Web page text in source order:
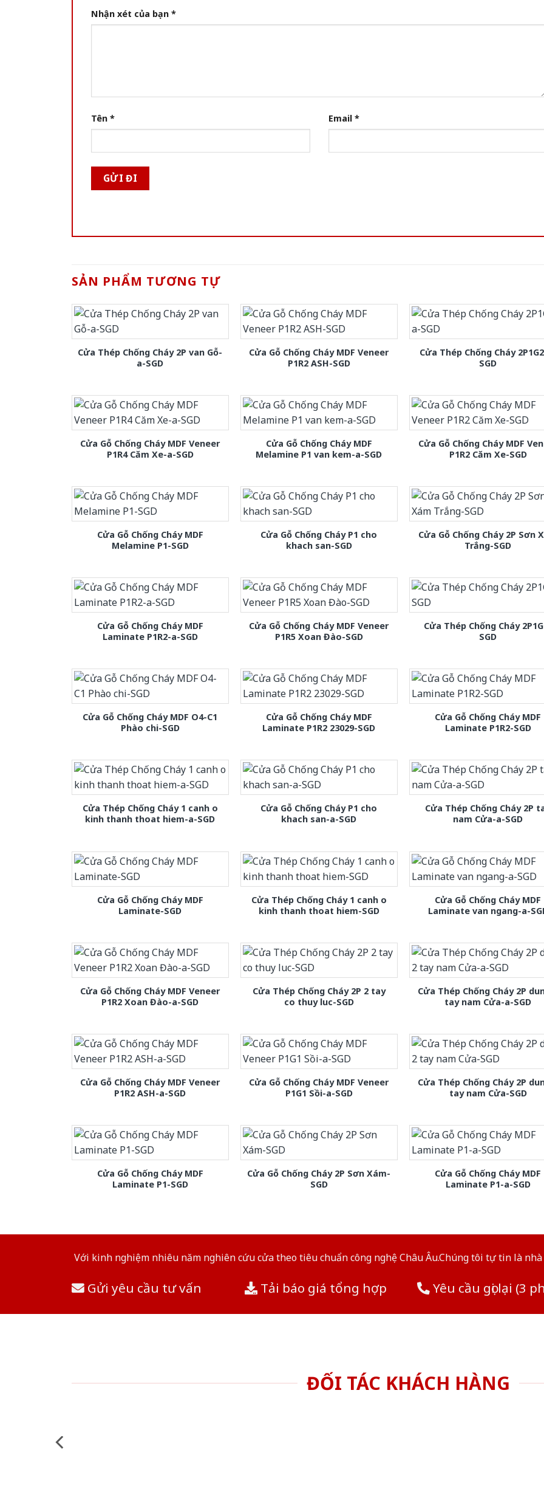
Nhận xét của bạn *
Tên * Email *
SẢN PHẨM TƯƠNG TỰ
Cửa Thép Chống Cháy 2P van Gỗ-
a-SGD
Cửa Gỗ Chống Cháy MDF Veneer
P1R2 ASH-SGD
Cửa Thép Chống Cháy
SGD
Cửa Gỗ Chống Cháy MDF Veneer
P1R4 Căm Xe-a-SGD
Cửa Gỗ Chống Cháy MDF
Melamine P1 van kem-a-SGD
Cửa Gỗ Chống Cháy MDF
P1R2 Căm Xe-SGD
Cửa Gỗ Chống Cháy MDF
Melamine P1-SGD
Cửa Gỗ Chống Cháy P1 cho
khach san-SGD
Cửa Gỗ Chống Cháy 2P Sơn
Trắng-SGD
Cửa Gỗ Chống Cháy MDF
Laminate P1R2-a-SGD
Cửa Gỗ Chống Cháy MDF Veneer
P1R5 Xoan Đào-SGD
Cửa Thép Chống Cháy
SGD
Cửa Gỗ Chống Cháy MDF O4-C1
Phào chi-SGD
Cửa Gỗ Chống Cháy MDF
Laminate P1R2 23029-SGD
Cửa Gỗ Chống Cháy MDF
Laminate P1R2-SGD
Cửa Thép Chống Cháy 1 canh o
kinh thanh thoat hiem-a-SGD
Cửa Gỗ Chống Cháy P1 cho
khach san-a-SGD
Cửa Thép Chống Cháy 2P
nam Cửa-a-SGD
Cửa Gỗ Chống Cháy MDF
Laminate-SGD
Cửa Thép Chống Cháy 1 canh o
kinh thanh thoat hiem-SGD
Cửa Gỗ Chống Cháy MDF
Laminate van ngang-a-
Cửa Gỗ Chống Cháy MDF Veneer
P1R2 Xoan Đào-a-SGD
Cửa Thép Chống Cháy 2P 2 tay
co thuy luc-SGD
Cửa Thép Chống Cháy 2P
tay nam Cửa-a-SGD
Cửa Gỗ Chống Cháy MDF Veneer
P1R2 ASH-a-SGD
Cửa Gỗ Chống Cháy MDF Veneer
P1G1 Sồi-a-SGD
Cửa Thép Chống Cháy 2P
tay nam Cửa-SGD
Cửa Gỗ Chống Cháy MDF
Laminate P1-SGD
Cửa Gỗ Chống Cháy 2P Sơn Xám-
SGD
Cửa Gỗ Chống Cháy MDF
Laminate P1-a-SGD
Với kinh nghiệm nhiêu năm nghiên cứu cửa theo tiêu chuẩn công nghệ Châu Âu.Chúng tôi tự tin là
Gửi yêu cầu tư vấn Tải báo giá tổng hợp Yêu cầu gọi lại (3
ĐỐI TÁC KHÁCH HÀNG